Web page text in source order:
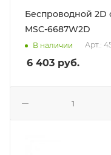
Беспроводной 2D
MSC-6687W2D
В наличии Арт.:
6 403 руб.